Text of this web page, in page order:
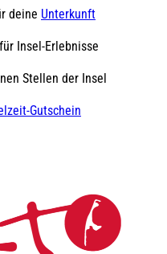
deine Unterkunft
für Insel-Erlebnisse
Stellen der Insel
Gutschein